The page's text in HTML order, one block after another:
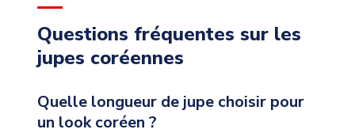
Questions fréquentes sur les
jupes coréennes
Quelle longueur de jupe choisir pour
un look coréen ?